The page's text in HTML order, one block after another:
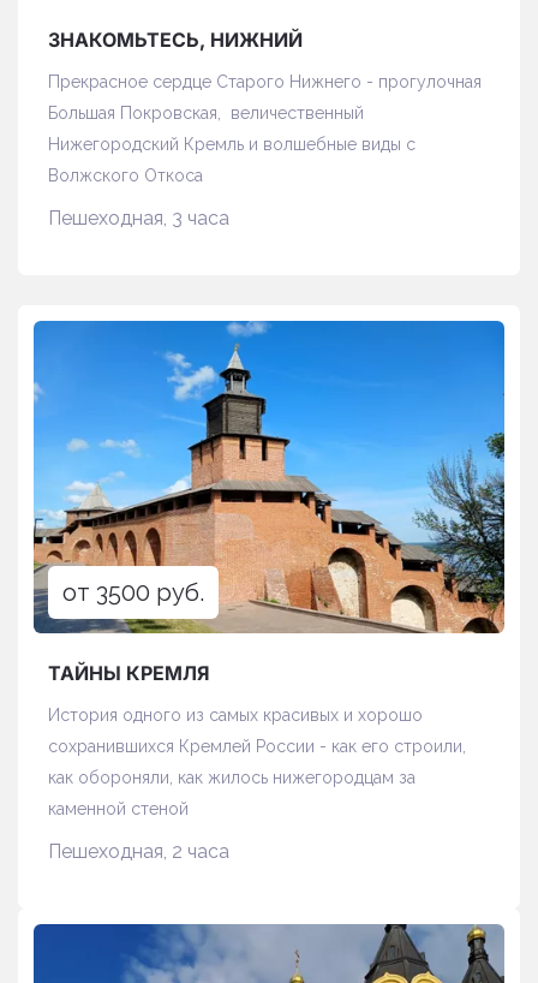
ЗНАКОМЬТЕСЬ, НИЖНИЙ
Прекрасное сердце Старого Нижнего - прогулочная
Большая Покровская, величественный
Нижегородский Кремль и волшебные виды с
Волжского Откоса
Пешеходная, 3 часа
ТАЙНЫ КРЕМЛЯ
от 3500 руб.
История одного из самых красивых и хорошо
сохранившихся Кремлей России - как его строили,
как обороняли, как жилось нижегородцам за
каменной стеной
Пешеходная, 2 часа